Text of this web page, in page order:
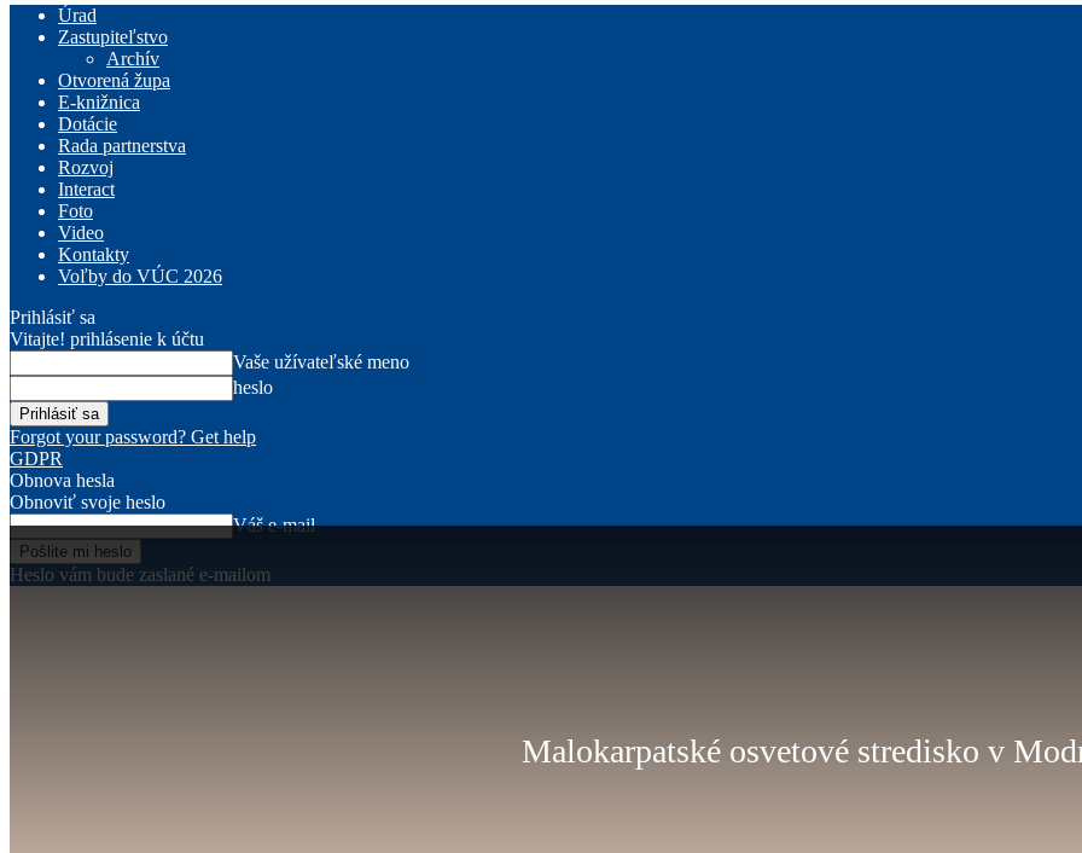
Úrad
Zastupiteľstvo
Archív
Otvorená župa
E-knižnica
Dotácie
Rada partnerstva
Rozvoj
Interact
Foto
Video
Kontakty
Voľby do VÚC 2026
Prihlásiť sa
Vitajte! prihlásenie k účtu
Vaše užívateľské meno
heslo
Forgot your password? Get help
GDPR
Obnova hesla
Obnoviť svoje heslo
Váš e-mail
Heslo vám bude zaslané e-mailom
Malokarpatské osvetové stredisko v